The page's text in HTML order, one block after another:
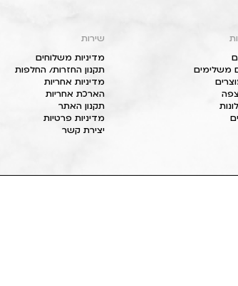
משלימים
שירות
מדיניות משלוחים
תקנון החזרות/ החלפות
מדיניות אחריות
הארכת אחריות
תקנון האתר
מדיניות פרטיות
יצירת קשר